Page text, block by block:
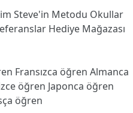
Steve'in Metodu Okullar
Hediye Mağazası
Fransızca öğren Almanca
öğren Japonca öğren
öğren